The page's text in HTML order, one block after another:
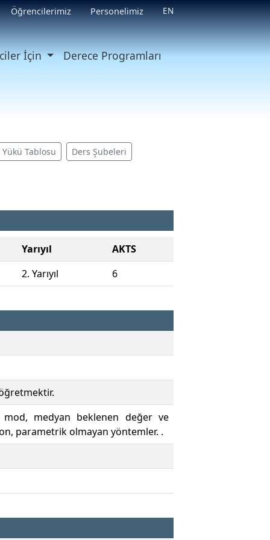
Öğrencilerimiz Personelimiz EN
İçin Derece Programları
Yükü Tablosu Ders Şubeleri
Yarıyıl
AKTS
2. Yarıyıl 6
mod, medyan beklenen değer ve
parametrik olmayan yöntemler. .